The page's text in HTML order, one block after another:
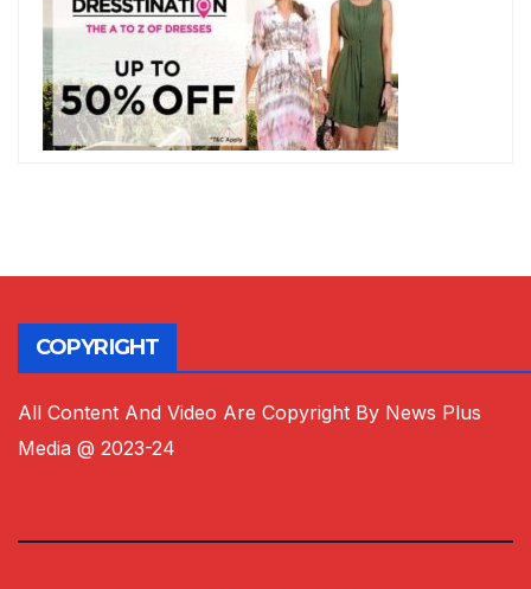
COPYRIGHT
All Content And Video Are Copyright By News Plus
Media @ 2023-24